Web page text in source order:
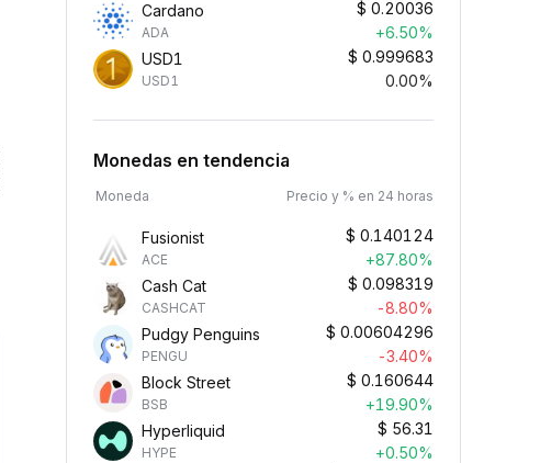
Cardano
ADA
$ 0.20036
+6.50%
USD1
USD1
$ 0.999683
0.00%
Monedas en tendencia
Moneda Precio y % en 24 horas
Fusionist
ACE
$ 0.140124
+87.80%
Cash Cat
CASHCAT
$ 0.098319
-8.80%
Pudgy Penguins
PENGU
$ 0.00604296
-3.40%
Block Street
BSB
$ 0.160644
+19.90%
Hyperliquid
HYPE
$ 56.31
+0.50%